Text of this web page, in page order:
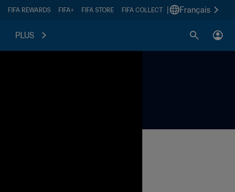
FIFA REWARDS FIFA+ FIFA STORE FIFA COLLECT Français
PLUS